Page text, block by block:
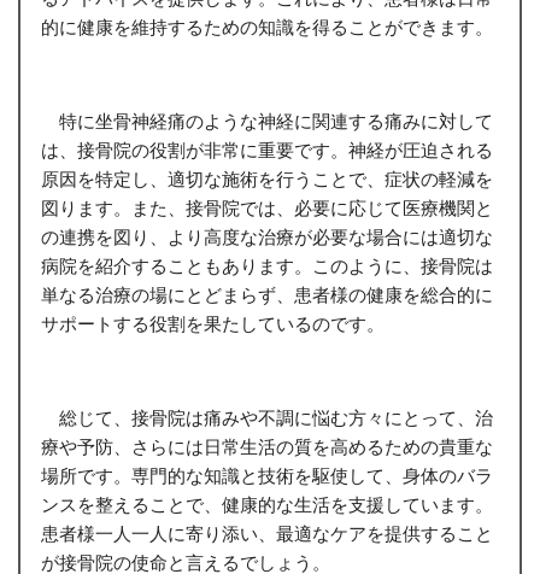
的に健康を維持するための知識を得ることができます。
特に坐骨神経痛のような神経に関連する痛みに対して
は、接骨院の役割が非常に重要です。神経が圧迫される
原因を特定し、適切な施術を行うことで、症状の軽減を
図ります。また、接骨院では、必要に応じて医療機関と
の連携を図り、より高度な治療が必要な場合には適切な
病院を紹介することもあります。このように、接骨院は
単なる治療の場にとどまらず、患者様の健康を総合的に
サポートする役割を果たしているのです。
総じて、接骨院は痛みや不調に悩む方々にとって、治
療や予防、さらには日常生活の質を高めるための貴重な
場所です。専門的な知識と技術を駆使して、身体のバラ
ンスを整えることで、健康的な生活を支援しています。
患者様一人一人に寄り添い、最適なケアを提供すること
が接骨院の使命と言えるでしょう。